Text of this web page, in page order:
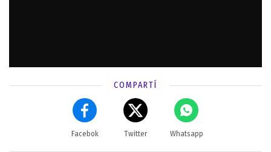
COMPARTÍ
Facebok Twitter Whatsapp